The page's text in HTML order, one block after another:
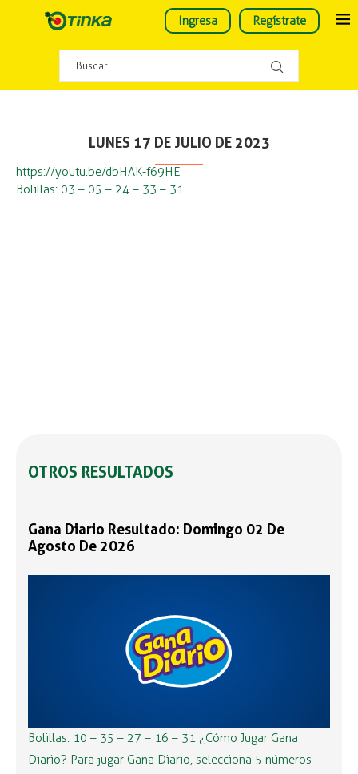
Ingresa Regístrate
LUNES 17 DE JULIO DE 2023
https://youtu.be/dbHAK-f69HE
Bolillas: 03 – 05 – 24 – 33 – 31
OTROS RESULTADOS
Gana Diario Resultado: Domingo 02 De
Agosto De 2026
Bolillas: 10 – 35 – 27 – 16 – 31 ¿Cómo Jugar Gana
Diario? Para jugar Gana Diario, selecciona 5 números